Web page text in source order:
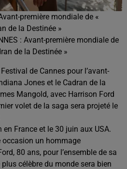
première mondiale de «
de la Destinée »
: Avant-première mondiale de
de la Destinée »
de Cannes pour l’avant-
Jones et le Cadran de la
Mangold, avec Harrison Ford
volet de la saga sera projeté le
France et le 30 juin aux USA.
occasion un hommage
80 ans, pour l’ensemble de sa
plus célèbre du monde sera bien